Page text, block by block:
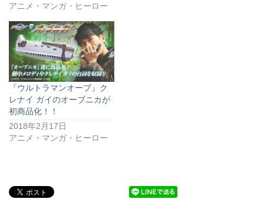
アニメ・マンガ・ヒーロー
『ウルトラマンオーブ』ク
レナイ ガイのオーブニカが
初商品化！！
2018年2月17日
アニメ・マンガ・ヒーロー